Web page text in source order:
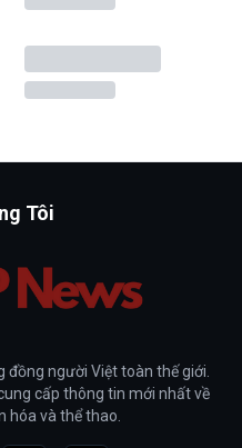
Tôi
người Việt toàn thế giới.
cấp thông tin mới nhất về
hóa và thể thao.